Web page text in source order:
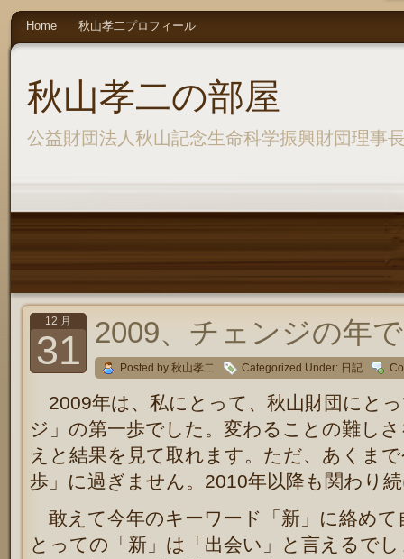
秋山孝二の部屋
公益財団法人秋山記念生命科学振興財団理事
Home 秋山孝二プロフィール
12 月
31 2009、チェンジの年
Posted by 秋山孝二 Categorized Under: 日記
2009年は、私にとって、秋山財団にと
ジ」の第一歩でした。変わることの難し
えと結果を見て取れます。ただ、あくま
歩」に過ぎません。2010年以降も関わり
敢えて今年のキーワード「新」に絡めて
とっての「新」は「出会い」と言えるで